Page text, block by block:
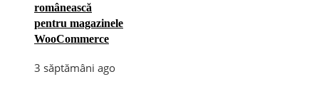
românească
pentru magazinele
WooCommerce
3 săptămâni ago